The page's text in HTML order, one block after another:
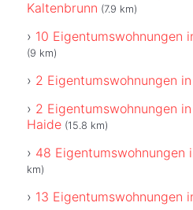
Kaltenbrunn (7.9 km)
10 Eigentumswohnungen
(9 km)
2 Eigentumswohnungen
2 Eigentumswohnungen
Haide (15.8 km)
48 Eigentumswohnungen
km)
13 Eigentumswohnungen